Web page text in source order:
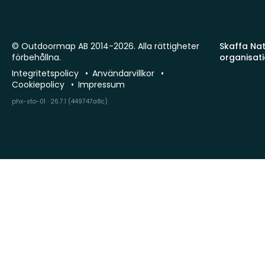
Skaffa
© Outdoormap AB 2014-2026. Alla rättigheter
förbehållna.
Integritetspolicy
Användarvillkor
Cookiepolicy
Impressum
phx-sto-01 · 26.7.1 (449747a8c)